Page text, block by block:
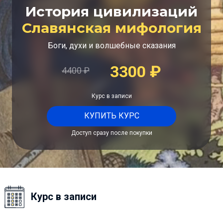
История цивилизаций
Славянская мифология
Боги, духи и волшебные сказания
4400₽ 3300 ₽
Курс в записи
КУПИТЬ КУРС
Доступ сразу после покупки
Курс в записи